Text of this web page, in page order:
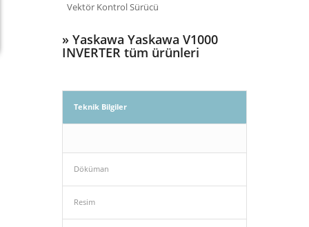
Vektör Kontrol Sürücü
» Yaskawa Yaskawa V1000
INVERTER tüm ürünleri
Teknik Bilgiler
Döküman
Resim